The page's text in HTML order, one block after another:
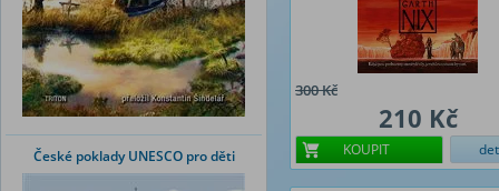
České poklady UNESCO pro děti
300 Kč
210 Kč
KOUPIT